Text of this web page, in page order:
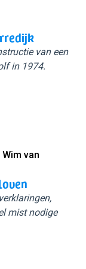
van een
in 1974.
van
mist nodige